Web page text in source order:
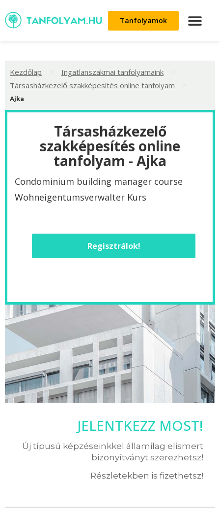
Tanfolyamok
Kezdőlap Ingatlanszakmai tanfolyamaink
Társasházkezelő szakképesítés online tanfolyam
Ajka
Társasházkezelő
szakképesítés online
tanfolyam - Ajka
Condominium building manager course
Wohneigentumsverwalter Kurs
Regisztrálok!
JELENTKEZZ MOST!
Új típusú képzéseinkkel államilag elismert
bizonyítványt szerezhetsz!
Részletekben is fizethetsz!